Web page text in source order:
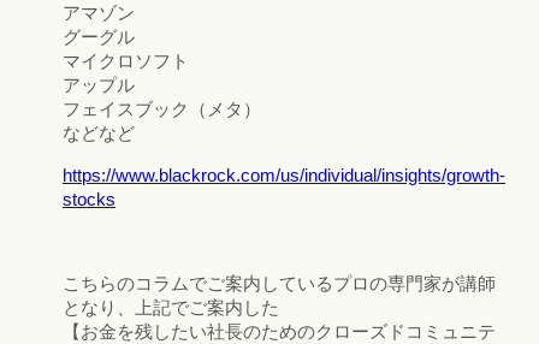
アマゾン
グーグル
マイクロソフト
アップル
フェイスブック（メタ）
などなど
https://www.blackrock.com/us/individual/insights/growth-
stocks
こちらのコラムでご案内しているプロの専門家が講師
となり、上記でご案内した
【お金を残したい社長のためのクローズドコミュニテ